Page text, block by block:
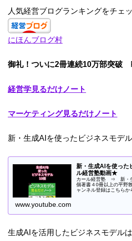
c
e
b
o
k
a
gr
a
m
k
n
tt
人気経営ブログランキングをチェッ
にほんブログ村
御礼！ついに2冊連続10万部突破
経営学見るだけノート
マーケティング見るだけノート
新・生成AIを使ったビジネスモデ
新・生成AIを使っ
ル経営塾動画★
カール経営塾 ⇒ 新・
個著書４0冊以上の平野
ャンネル登録はこちらか
www.youtube.com
生成AIを活用したビジネスモデル